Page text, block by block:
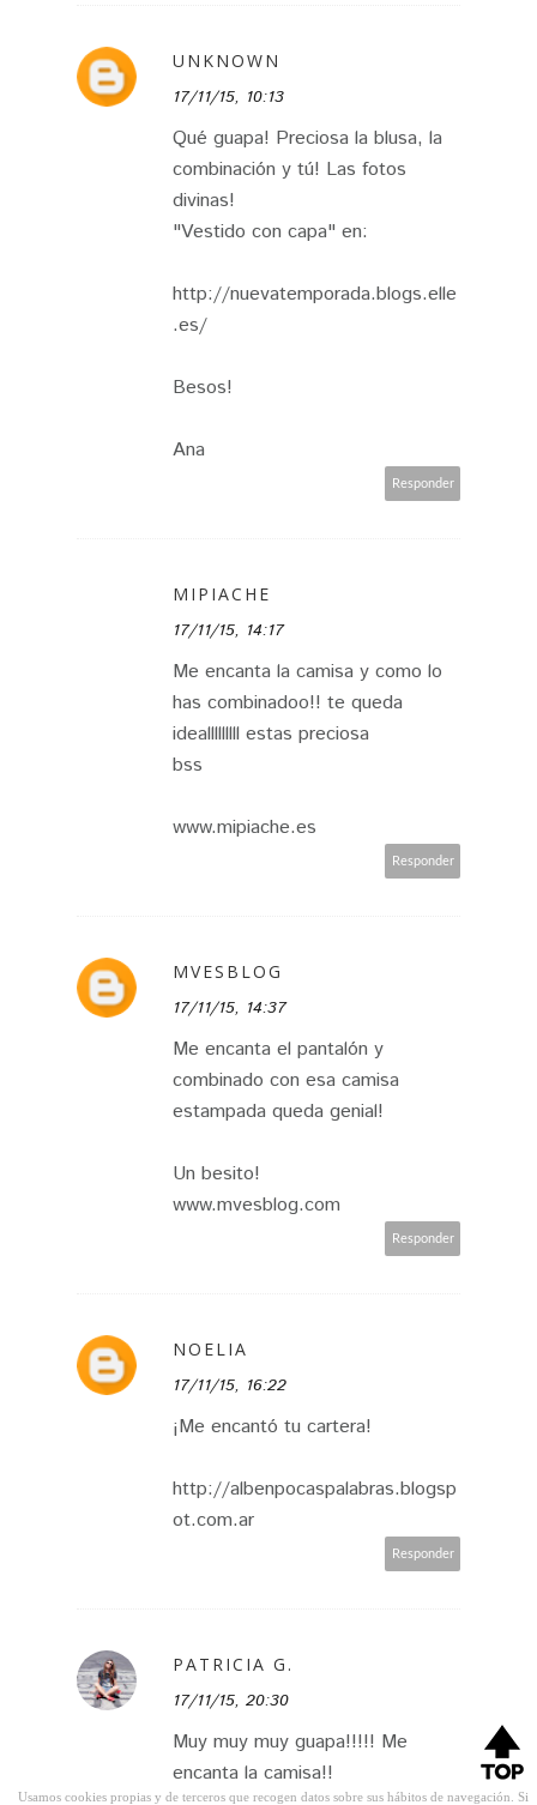
UNKNOWN
17/11/15, 10:13
Qué guapa! Preciosa la blusa, la
combinación y tú! Las fotos
divinas!
"Vestido con capa" en:
http://nuevatemporada.blogs.elle
.es/
Besos!
Ana
Responder
MIPIACHE
17/11/15, 14:17
Me encanta la camisa y como lo
has combinadoo!! te queda
idealllllllll estas preciosa
bss
www.mipiache.es
Responder
MVESBLOG
17/11/15, 14:37
Me encanta el pantalón y
combinado con esa camisa
estampada queda genial!
Un besito!
www.mvesblog.com
Responder
NOELIA
17/11/15, 16:22
¡Me encantó tu cartera!
http://albenpocaspalabras.blogsp
ot.com.ar
Responder
PATRICIA G.
17/11/15, 20:30
Muy muy muy guapa!!!!! Me
encanta la camisa!!
Usamos cookies propias y de terceros que recogen datos sobre sus hábitos de navegación. Si